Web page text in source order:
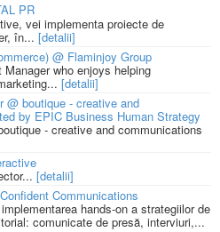
PR
vei implementa proiecte de
în... [detalii]
@ Flaminjoy Group
who enjoys helping
[detalii]
@ boutique - creative and
by EPIC Business Human Strategy
- creative and communications
[detalii]
Communications
hands-on a strategiilor de
comunicate de presă, interviuri,...